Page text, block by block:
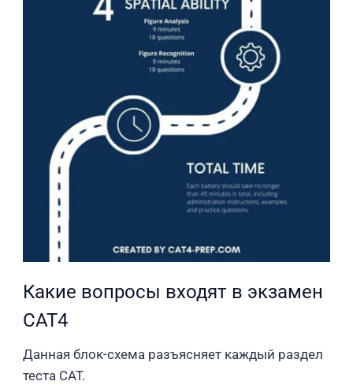
Какие вопросы входят в экзамен
CAT4
Данная блок-схема разъясняет каждый раздел
теста CAT.